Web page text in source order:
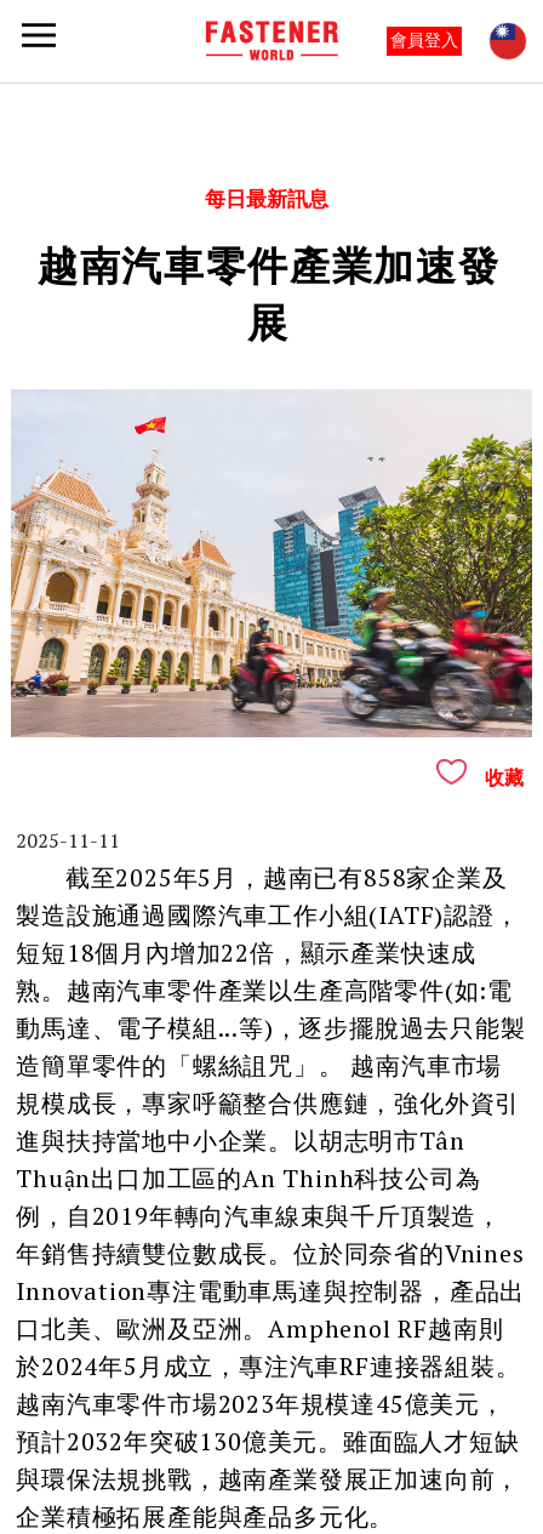
會員登入
每日最新訊息
越南汽車零件產業加速發
展
收藏
2025-11-11
截至2025年5月，越南已有858家企業及
製造設施通過國際汽車工作小組(IATF)認證，
短短18個月內增加22倍，顯示產業快速成
熟。越南汽車零件產業以生產高階零件(如:電
動馬達、電子模組...等)，逐步擺脫過去只能製
造簡單零件的「螺絲詛咒」。 越南汽車市場
規模成長，專家呼籲整合供應鏈，強化外資引
進與扶持當地中小企業。以胡志明市Tân
Thuận出口加工區的An Thinh科技公司為
例，自2019年轉向汽車線束與千斤頂製造，
年銷售持續雙位數成長。位於同奈省的Vnines
Innovation專注電動車馬達與控制器，產品出
口北美、歐洲及亞洲。Amphenol RF越南則
於2024年5月成立，專注汽車RF連接器組裝。
越南汽車零件市場2023年規模達45億美元，
預計2032年突破130億美元。雖面臨人才短缺
與環保法規挑戰，越南產業發展正加速向前，
企業積極拓展產能與產品多元化。